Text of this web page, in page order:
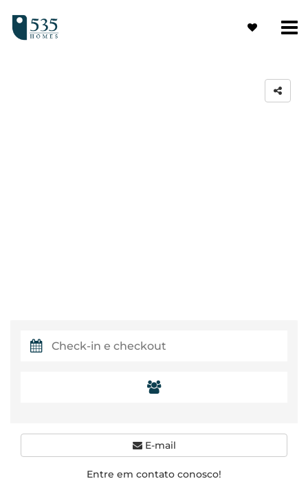
E-mail
Entre em contato conosco!